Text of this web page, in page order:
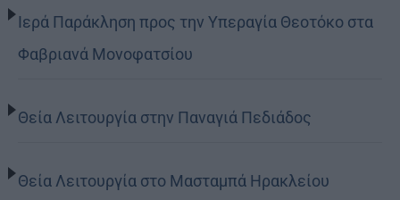
Ιερά Παράκληση προς την Υπεραγία Θεοτόκο στα
Φαβριανά Μονοφατσίου
Θεία Λειτουργία στην Παναγιά Πεδιάδος
Θεία Λειτουργία στο Μασταμπά Ηρακλείου